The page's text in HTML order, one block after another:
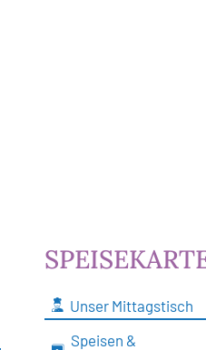
Unser Mittagstisch
Speisen &